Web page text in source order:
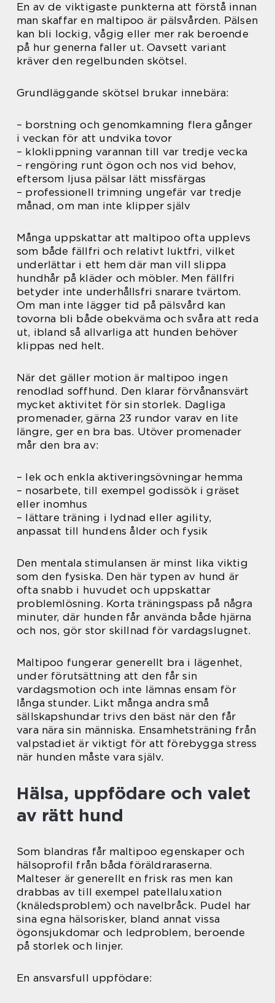
En av de viktigaste punkterna att förstå innan
man skaffar en maltipoo är pälsvården. Pälsen
kan bli lockig, vågig eller mer rak beroende
på hur generna faller ut. Oavsett variant
kräver den regelbunden skötsel.
Grundläggande skötsel brukar innebära:
– borstning och genomkamning flera gånger
i veckan för att undvika tovor
– kloklippning varannan till var tredje vecka
– rengöring runt ögon och nos vid behov,
eftersom ljusa pälsar lätt missfärgas
– professionell trimning ungefär var tredje
månad, om man inte klipper själv
Många uppskattar att maltipoo ofta upplevs
som både fällfri och relativt luktfri, vilket
underlättar i ett hem där man vill slippa
hundhår på kläder och möbler. Men fällfri
betyder inte underhållsfri snarare tvärtom.
Om man inte lägger tid på pälsvård kan
tovorna bli både obekväma och svåra att reda
ut, ibland så allvarliga att hunden behöver
klippas ned helt.
När det gäller motion är maltipoo ingen
renodlad soffhund. Den klarar förvånansvärt
mycket aktivitet för sin storlek. Dagliga
promenader, gärna 23 rundor varav en lite
längre, ger en bra bas. Utöver promenader
mår den bra av:
– lek och enkla aktiveringsövningar hemma
– nosarbete, till exempel godissök i gräset
eller inomhus
– lättare träning i lydnad eller agility,
anpassat till hundens ålder och fysik
Den mentala stimulansen är minst lika viktig
som den fysiska. Den här typen av hund är
ofta snabb i huvudet och uppskattar
problemlösning. Korta träningspass på några
minuter, där hunden får använda både hjärna
och nos, gör stor skillnad för vardagslugnet.
Maltipoo fungerar generellt bra i lägenhet,
under förutsättning att den får sin
vardagsmotion och inte lämnas ensam för
långa stunder. Likt många andra små
sällskapshundar trivs den bäst när den får
vara nära sin människa. Ensamhetsträning från
valpstadiet är viktigt för att förebygga stress
när hunden måste vara själv.
Hälsa, uppfödare och valet
av rätt hund
Som blandras får maltipoo egenskaper och
hälsoprofil från båda föräldraraserna.
Malteser är generellt en frisk ras men kan
drabbas av till exempel patellaluxation
(knäledsproblem) och navelbråck. Pudel har
sina egna hälsorisker, bland annat vissa
ögonsjukdomar och ledproblem, beroende
på storlek och linjer.
En ansvarsfull uppfödare: